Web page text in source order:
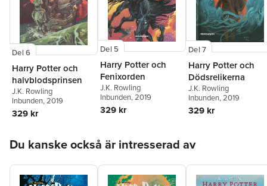
Del 6
Harry Potter och
halvblodsprinsen
J.K. Rowling
Inbunden, 2019
329 kr
Del 5
Harry Potter och
Fenixorden
J.K. Rowling
Inbunden, 2019
329 kr
Del 7
Harry Potter och
Dödsrelikerna
J.K. Rowling
Inbunden, 2019
329 kr
Du kanske också är intresserad av